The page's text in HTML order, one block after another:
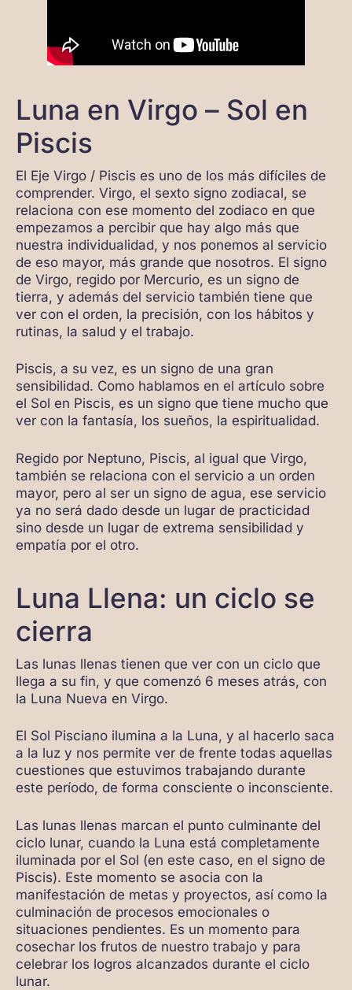
Luna en Virgo – Sol en
Piscis
El Eje Virgo / Piscis es uno de los más difíciles de
comprender. Virgo, el sexto signo zodiacal, se
relaciona con ese momento del zodiaco en que
empezamos a percibir que hay algo más que
nuestra individualidad, y nos ponemos al servicio
de eso mayor, más grande que nosotros. El signo
de Virgo, regido por Mercurio, es un signo de
tierra, y además del servicio también tiene que
ver con el orden, la precisión, con los hábitos y
rutinas, la salud y el trabajo.
Piscis, a su vez, es un signo de una gran
sensibilidad. Como hablamos en el artículo sobre
el Sol en Piscis, es un signo que tiene mucho que
ver con la fantasía, los sueños, la espiritualidad.
Regido por Neptuno, Piscis, al igual que Virgo,
también se relaciona con el servicio a un orden
mayor, pero al ser un signo de agua, ese servicio
ya no será dado desde un lugar de practicidad
sino desde un lugar de extrema sensibilidad y
empatía por el otro.
Luna Llena: un ciclo se
cierra
Las lunas llenas tienen que ver con un ciclo que
llega a su fin, y que comenzó 6 meses atrás, con
la Luna Nueva en Virgo.
El Sol Pisciano ilumina a la Luna, y al hacerlo saca
a la luz y nos permite ver de frente todas aquellas
cuestiones que estuvimos trabajando durante
este período, de forma consciente o inconsciente.
Las lunas llenas marcan el punto culminante del
ciclo lunar, cuando la Luna está completamente
iluminada por el Sol (en este caso, en el signo de
Piscis). Este momento se asocia con la
manifestación de metas y proyectos, así como la
culminación de procesos emocionales o
situaciones pendientes. Es un momento para
cosechar los frutos de nuestro trabajo y para
celebrar los logros alcanzados durante el ciclo
lunar.